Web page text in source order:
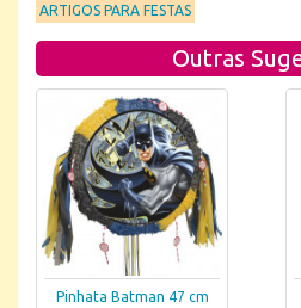
ARTIGOS PARA FESTAS
Outras
Pinhata Batman 47 cm